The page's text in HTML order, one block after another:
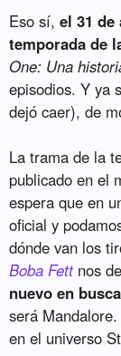
Eso sí,el 31
temporada de
One: Una
episodios. Y ya
dejó caer), de
La trama de la
publicado en el
espera que en
oficial y
dónde van los
Boba Fettnos
nuevo en
será
en el universo